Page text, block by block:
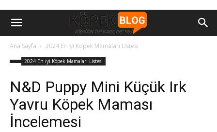
Ana Sayfa 2024 En İyi Köpek Mamaları Listesi
2024 En İyi Köpek Mamaları Listesi
N&D Puppy Mini Küçük Irk
Yavru Köpek Maması
İncelemesi